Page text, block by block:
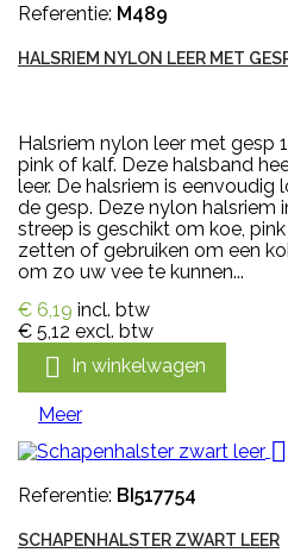
Referentie: M489
HALSRIEM NYLON LEER MET
Halsriem nylon leer met gesp
pink of kalf. Deze halsband
leer. De halsriem is
de gesp. Deze nylon halsriem
streep is geschikt om koe,
zetten of gebruiken om een
om zo uw vee te kunnen...
€ 6,19 incl. btw
€ 5,12 excl. btw
 In winkelwagen
Meer

Referentie: BI517754
SCHAPENHALSTER ZWART LEER